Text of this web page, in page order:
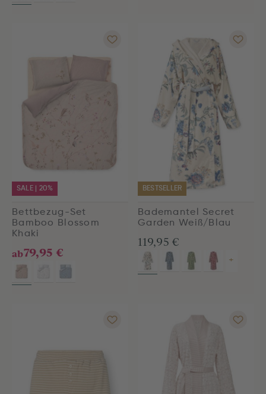
SALE | 20%
Bettbezug-Set
Bamboo Blossom
Khaki
ab79,95 €
BESTSELLER
Bademantel Secret
Garden Weiß/Blau
119,95 €
+